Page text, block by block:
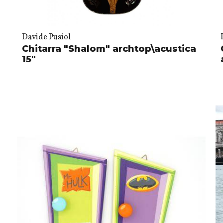
Davide Pusiol
Chitarra "Shalom" archtop\acustica
15"